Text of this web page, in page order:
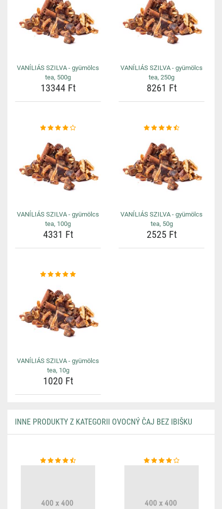
VANÍLIÁS SZILVA - gyümölcs
tea, 500g
13344 Ft
VANÍLIÁS SZILVA - gyümölcs
tea, 250g
8261 Ft
VANÍLIÁS SZILVA - gyümölcs
tea, 100g
4331 Ft
VANÍLIÁS SZILVA - gyümölcs
tea, 50g
2525 Ft
VANÍLIÁS SZILVA - gyümölcs
tea, 10g
1020 Ft
INNE PRODUKTY Z KATEGORII OVOCNÝ ČAJ BEZ IBIŠKU